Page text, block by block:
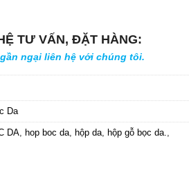
TƯ VẤN, ĐẶT HÀNG:
ngại liên hệ với chúng tôi.
Da
DA, hop boc da, hộp da, hộp gỗ bọc da.